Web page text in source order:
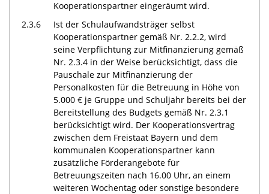
Kooperationspartner eingeräumt wird.
2.3.6
Ist der Schulaufwandsträger selbst
Kooperationspartner gemäß Nr. 2.2.2, wird
seine Verpflichtung zur Mitfinanzierung gemäß
Nr. 2.3.4 in der Weise berücksichtigt, dass die
Pauschale zur Mitfinanzierung der
Personalkosten für die Betreuung in Höhe von
5.000 € je Gruppe und Schuljahr bereits bei der
Bereitstellung des Budgets gemäß Nr. 2.3.1
berücksichtigt wird. Der Kooperationsvertrag
zwischen dem Freistaat Bayern und dem
kommunalen Kooperationspartner kann
zusätzliche Förderangebote für
Betreuungszeiten nach 16.00 Uhr, an einem
weiteren Wochentag oder sonstige besondere